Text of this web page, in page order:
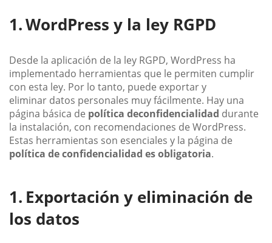
WordPress y la ley RGPD
Desde la aplicación de la ley RGPD, WordPress ha
implementado herramientas que le permiten cumplir
con esta ley. Por lo tanto, puede exportar y
eliminar datos personales muy fácilmente. Hay una
página básica de política deconfidencialidad durante
la instalación, con recomendaciones de WordPress.
Estas herramientas son esenciales y la página de
política de confidencialidad es obligatoria.
Exportación y eliminación de
los datos